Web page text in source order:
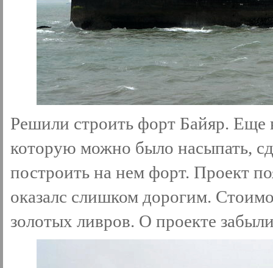
Решили строить форт Байяр. Еще
которую можно было насыпать,
построить на нем форт. Проект
оказалс слишком дорогим.
золотых ливров. О проекте